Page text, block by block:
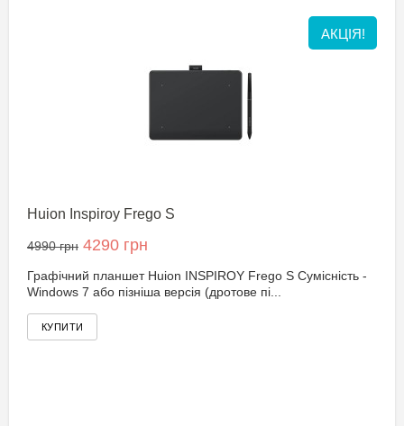
АКЦІЯ!
Huion Inspiroy Frego S
4990 грн 4290 грн
Графічний планшет Huion INSPIROY Frego S Сумісність -
Windows 7 або пізніша версія (дротове пі...